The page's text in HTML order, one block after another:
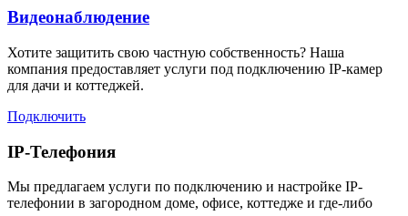
Видеонаблюдение
Хотите защитить свою частную собственность? Наша
компания предоставляет услуги под подключению IP-камер
для дачи и коттеджей.
Подключить
IP-Телефония
Мы предлагаем услуги по подключению и настройке IP-
телефонии в загородном доме, офисе, коттедже и где-либо